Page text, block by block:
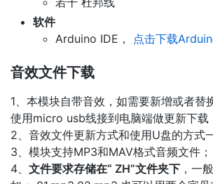
软件
Arduino IDE， 点击下载
音效文件下载
1、本模块自带音效，如需要新增或者替
使用micro usb线接到电脑端做更新下载
2、音效文件更新方式和使用U盘的方式
3、模块支持MP3和MAV格式音频文件；
4、 文件要求存储在“ ZH”文件夹下 ，一